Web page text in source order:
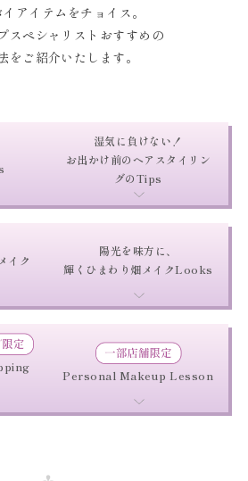
アイテムをチョイス。
スペシャリストおすすめの
をご紹介いたします。
湿気に負けない！
お出かけ前のヘアスタイリン
グのTips
イク
陽光を味方に、
輝くひまわり畑メイクLooks
Personal Makeup Lesson